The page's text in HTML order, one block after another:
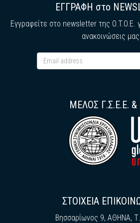
ΕΓΓΡΑΦΗ στο
Εγγραφείτε στο newsletter της O.T.O.E.
ανακοινώσεις
ΜΕΛΟΣ Γ.Σ.Ε.Ε. &
ΣΤΟΙΧΕΙΑ
Βησσαρίωνος 9, ΑΘΗΝΑ,